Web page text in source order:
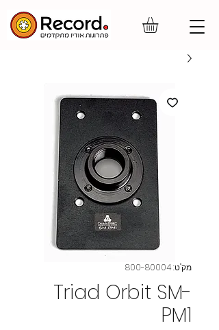
מק"ט: 800-80004
Triad Orbit SM-
PM1